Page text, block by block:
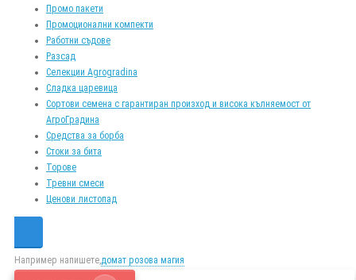
Промо пакети
Промоционални компекти
Работни съдове
Разсад
Селекции Agrogradina
Сладка царевица
Сортови семена с гарантиран произход и висока кълняемост от
АгроГрадина
Средства за борба
Стоки за бита
Торове
Тревни смеси
Ценови листопад
Например напишете,домат розова магия